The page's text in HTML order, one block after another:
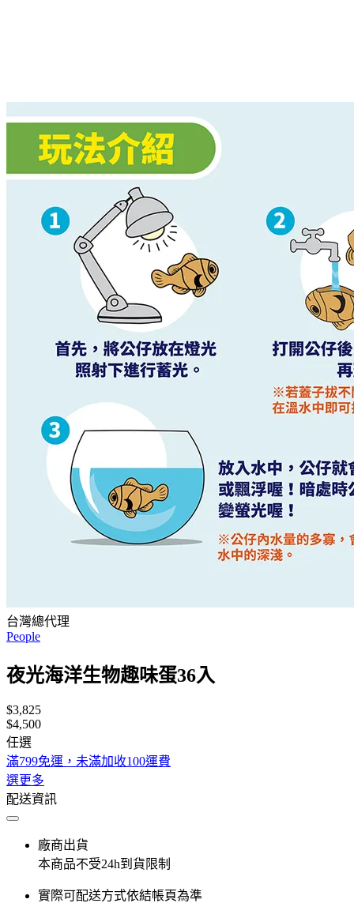
台灣總代理
People
夜光海洋生物趣味蛋36入
$3,825
$4,500
任選
滿799免運，未滿加收100運費
選更多
配送資訊
廠商出貨
本商品不受24h到貨限制
實際可配送方式依結帳頁為準